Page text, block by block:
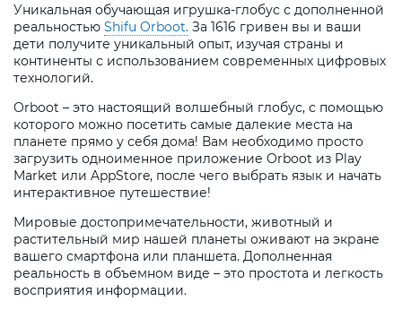
Уникальная обучающая игрушка-глобус с дополненной
реальностью Shifu Orboot. За 1616 гривен вы и ваши
дети получите уникальный опыт, изучая страны и
континенты с использованием современных цифровых
технологий.
Orboot – это настоящий волшебный глобус, с помощью
которого можно посетить самые далекие места на
планете прямо у себя дома! Вам необходимо просто
загрузить одноименное приложение Orboot из Play
Market или AppStore, после чего выбрать язык и начать
интерактивное путешествие!
Мировые достопримечательности, животный и
растительный мир нашей планеты оживают на экране
вашего смартфона или планшета. Дополненная
реальность в объемном виде – это простота и легкость
восприятия информации.